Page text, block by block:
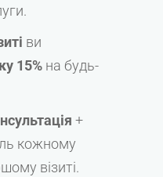
ви
15% на будь-
+
кожному
візиті.